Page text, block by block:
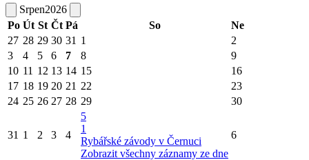
Srpen2026
Po Út St Čt Pá So
Ne
27 28 29 30 31 1
2
3
4 5 6 7 8
9
10 11 12 13 14 15
16
17 18 19 20 21 22
23
24 25 26 27 28 29 30
31 1 2 3 4
5
1
Rybářské závody v Černuci
Zobrazit všechny záznamy ze dne
6